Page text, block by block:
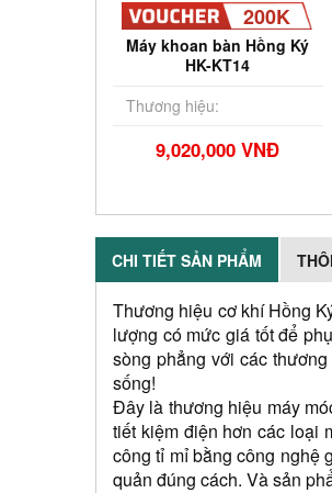
200K
Máy khoan bàn Hồng Ký
HK-KT14
Thương hiệu:
9,020,000 VNĐ
CHI TIẾT SẢN PHẨM
Thương hiệu cơ khí Hồng
lượng có mức giá tốt để
sòng phẳng với các
sống!
Đây là thương hiệu máy
tiết kiệm điện hơn các loại
công tỉ mỉ bằng công nghệ
quản đúng cách. Và sản